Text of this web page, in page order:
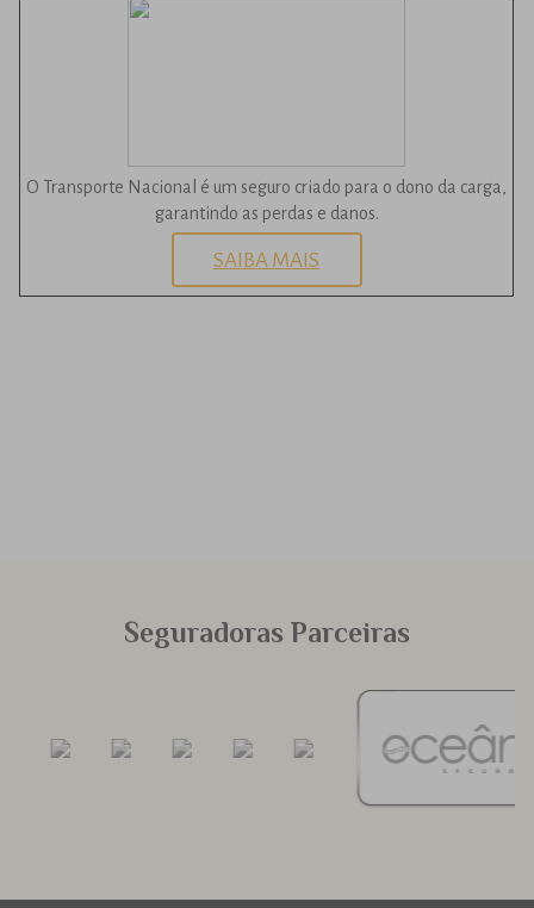
O Transporte Nacional é um seguro criado para o dono da carga,
garantindo as perdas e danos.
SAIBA MAIS
Seguradoras Parceiras